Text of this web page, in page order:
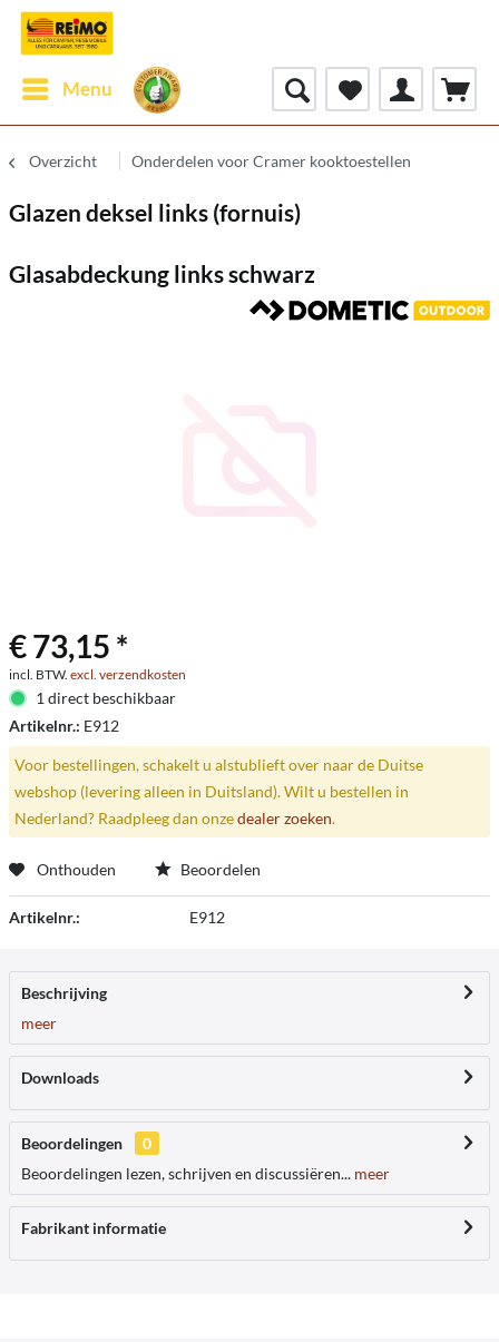
Menu
Overzicht Onderdelen voor Cramer kooktoestellen
Glazen deksel links (fornuis)
Glasabdeckung links schwarz
€ 73,15 *
incl. BTW. excl. verzendkosten
1 direct beschikbaar
Artikelnr.: E912
Voor bestellingen, schakelt u alstublieft over naar de Duitse
webshop (levering alleen in Duitsland). Wilt u bestellen in
Nederland? Raadpleeg dan onzedealer zoeken.
Onthouden Beoordelen
Artikelnr.: E912
Beschrijving
meer
Downloads
Beoordelingen
0
Beoordelingen lezen, schrijven en discussiëren... meer
Fabrikant informatie